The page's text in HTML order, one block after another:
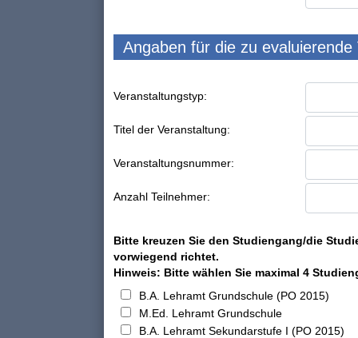
Angaben für die zu evaluierende
Veranstaltungstyp:
Titel der Veranstaltung:
Veranstaltungsnummer:
Anzahl Teilnehmer:
Bitte kreuzen Sie den Studiengang/die
vorwiegend richtet.
Hinweis: Bitte wählen Sie maximal 4
B.A. Lehramt Grundschule (PO 2015)
M.Ed. Lehramt Grundschule
B.A. Lehramt Sekundarstufe I (PO 2015)